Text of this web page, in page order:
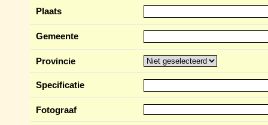
Plaats
Gemeente
Provincie
Specificatie
Fotograaf